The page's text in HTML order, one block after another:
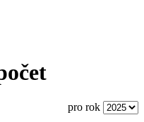
pro rok